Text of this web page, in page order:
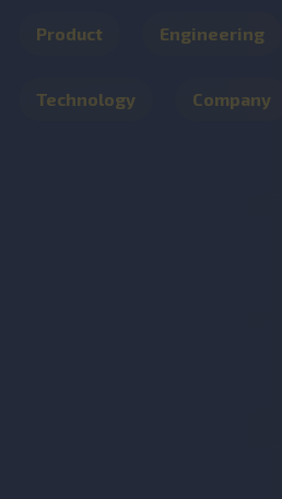
Product Engineering
Technology Company